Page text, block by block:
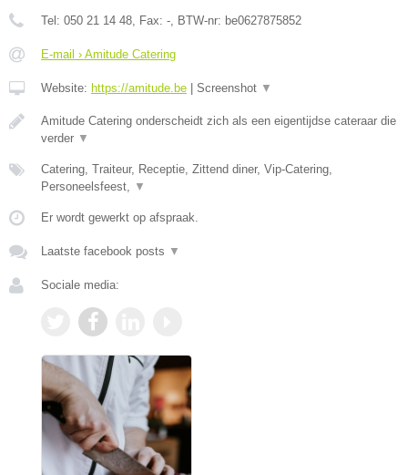
Tel: 050 21 14 48 , Fax: - , BTW-nr: be0627875852
E-mail › Amitude Catering
Website: https://amitude.be | Screenshot ▼
Amitude Catering onderscheidt zich als een eigentijdse cateraar die
verder ▼
Catering, Traiteur, Receptie, Zittend diner, Vip-Catering,
Personeelsfeest,
▼
Er wordt gewerkt op afspraak.
Laatste facebook posts ▼
Sociale media: